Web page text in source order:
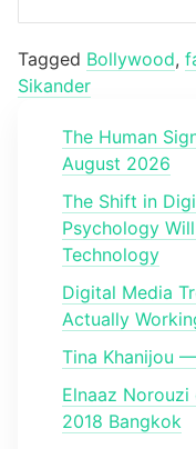
Tagged Bollywood,
Sikander
The Human
August 2026
The Shift in
Psychology
Technology
Digital Media
Actually
Tina Khanijou
Elnaaz
2018 Bangkok